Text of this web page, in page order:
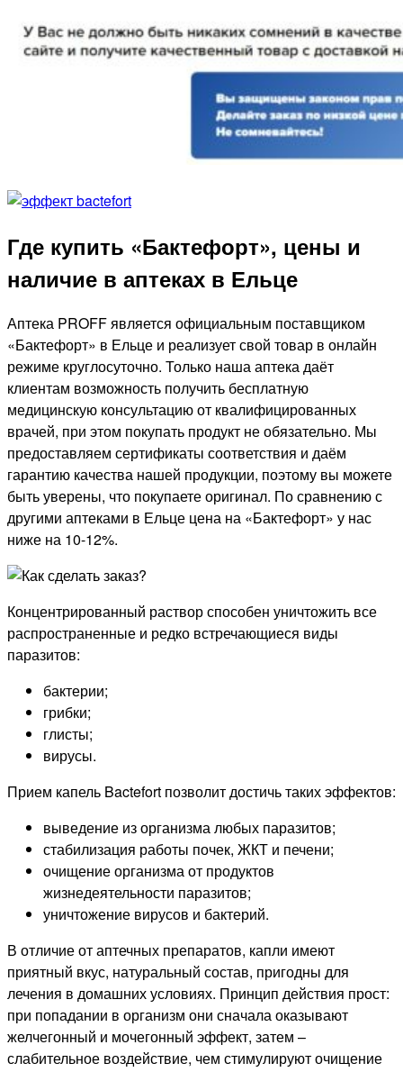
Где купить «Бактефорт», цены и
наличие в аптеках в Ельце
Аптека PROFF является официальным поставщиком
«Бактефорт» в Ельце и реализует свой товар в онлайн
режиме круглосуточно. Только наша аптека даёт
клиентам возможность получить бесплатную
медицинскую консультацию от квалифицированных
врачей, при этом покупать продукт не обязательно. Мы
предоставляем сертификаты соответствия и даём
гарантию качества нашей продукции, поэтому вы можете
быть уверены, что покупаете оригинал. По сравнению с
другими аптеками в Ельце цена на «Бактефорт» у нас
ниже на 10-12%.
Концентрированный раствор способен уничтожить все
распространенные и редко встречающиеся виды
паразитов:
бактерии;
грибки;
глисты;
вирусы.
Прием капель Bactefort позволит достичь таких эффектов:
выведение из организма любых паразитов;
стабилизация работы почек, ЖКТ и печени;
очищение организма от продуктов
жизнедеятельности паразитов;
уничтожение вирусов и бактерий.
В отличие от аптечных препаратов, капли имеют
приятный вкус, натуральный состав, пригодны для
лечения в домашних условиях. Принцип действия прост:
при попадании в организм они сначала оказывают
желчегонный и мочегонный эффект, затем –
слабительное воздействие, чем стимулируют очищение